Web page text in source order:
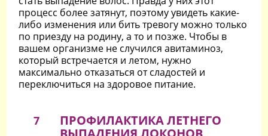
процесс более затянут, поэтому увидеть какие-
либо изменения или бить тревогу можно только
по приезду на родину, а то и позже. Чтобы в
вашем организме не случился авитаминоз,
который встречается и летом, нужно
максимально отказаться от сладостей и
переключиться на здоровое питание.
7
ПРОФИЛАКТИКА ЛЕТНЕГО